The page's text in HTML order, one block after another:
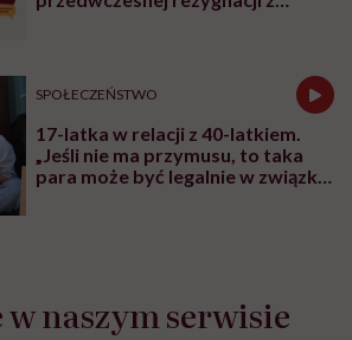
SPOŁECZEŃSTWO
17-latka w relacji z 40-latkiem.
„Jeśli nie ma przymusu, to taka
para może być legalnie w związku.
w naszym serwisie